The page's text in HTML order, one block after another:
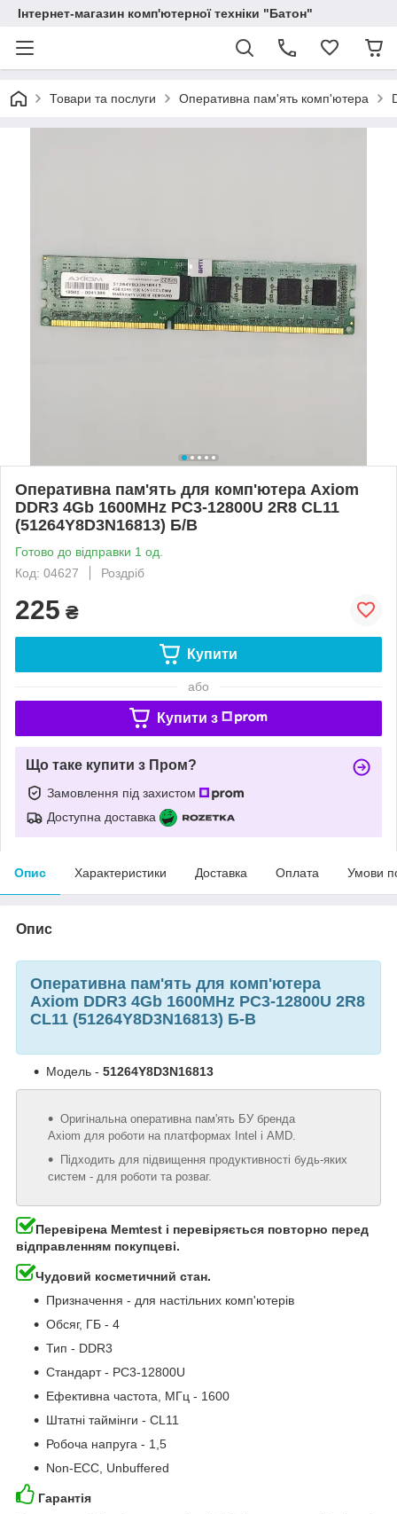
Інтернет-магазин комп'ютерної техніки "Батон"
Товари та послуги Оперативна пам'ять комп'ютера
Оперативна пам'ять для комп'ютера Axiom
DDR3 4Gb 1600MHz PC3-12800U 2R8 CL11
(51264Y8D3N16813) Б/В
Готово до відправки 1 од.
Код: 04627
Роздріб
225 ₴
Купити
або
Купити з
Що таке купити з Пром?
Замовлення під захистом
Доступна доставка
Опис Характеристики Доставка Оплата Умови
Опис
Оперативна пам'ять для комп'ютера
Axiom DDR3 4Gb 1600MHz PC3-12800U 2R8
CL11 (51264Y8D3N16813) Б-В
Модель - 51264Y8D3N16813
Оригінальна оперативна пам'ять БУ бренда
Axiom для роботи на платформах Intel і AMD.
Підходить для підвищення продуктивності будь-яких
систем - для роботи та розваг.
Перевірена Memtest і перевіряється повторно перед
відправленням покупцеві.
Чудовий косметичний стан.
Призначення - для настільних комп'ютерів
Обсяг, ГБ - 4
Тип - DDR3
Стандарт - PC3-12800U
Ефективна частота, МГц - 1600
Штатні таймінги - CL11
Робоча напруга - 1,5
Non-ECC, Unbuffered
Гарантія